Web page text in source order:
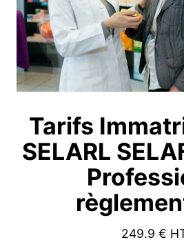
Tarifs
SELARL
249.9 €